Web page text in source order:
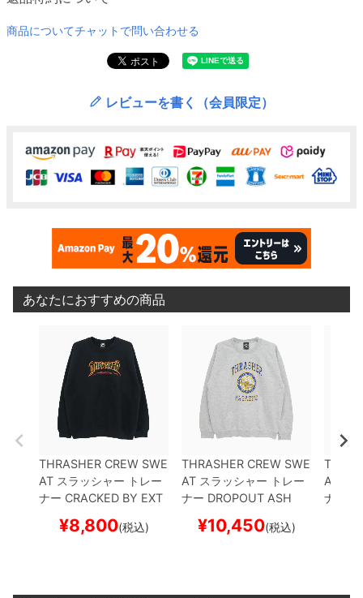
商品についてチャットで問い合わせる
レビューを書く（会員限定）
あなたにおすすめの商品
THRASHER CREW SWE
AT スラッシャー トレー
ナー CRACKED BY EXT
企画）スケートボード
¥8,800(税込)
THRASHER CREW SWE
AT スラッシャー トレー
ナー DROPOUT ASH
ード スケボー
¥10,450(税込)
AT
ナー